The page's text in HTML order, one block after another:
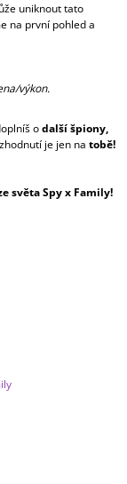
uniknout tato
na první pohled a
výkon.
odalší špiony,
je jen na tobě!
světa Spy x Family!